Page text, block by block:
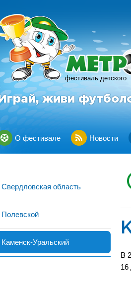
фестиваль детского
Играй, живи
О фестивале Новости
Свердловская область
Полевской
Каменск-Уральский
В
16